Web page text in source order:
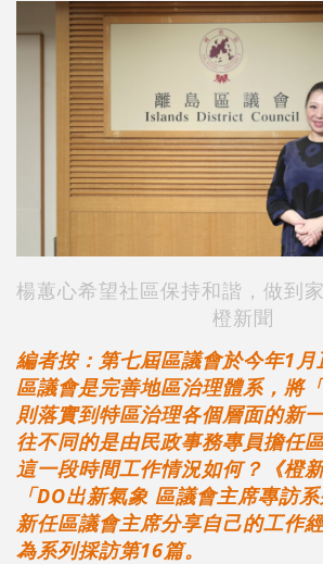
楊蕙心希望社區保持和諧，做到
橙新聞
編者按：第七屆區議會於今年1
區議會是完善地區治理體系，將
則落實到特區治理各個層面的新
往不同的是由民政事務專員擔任
這一段時間工作情況如何？《橙
「DO出新氣象 區議會主席專訪
新任區議會主席分享自己的工作
為系列採訪第16篇。